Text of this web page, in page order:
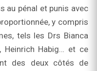
au pénal et punis avec
y compris
tels les Drs Bianca
Heinrich Habig… et ce
des deux côtés de